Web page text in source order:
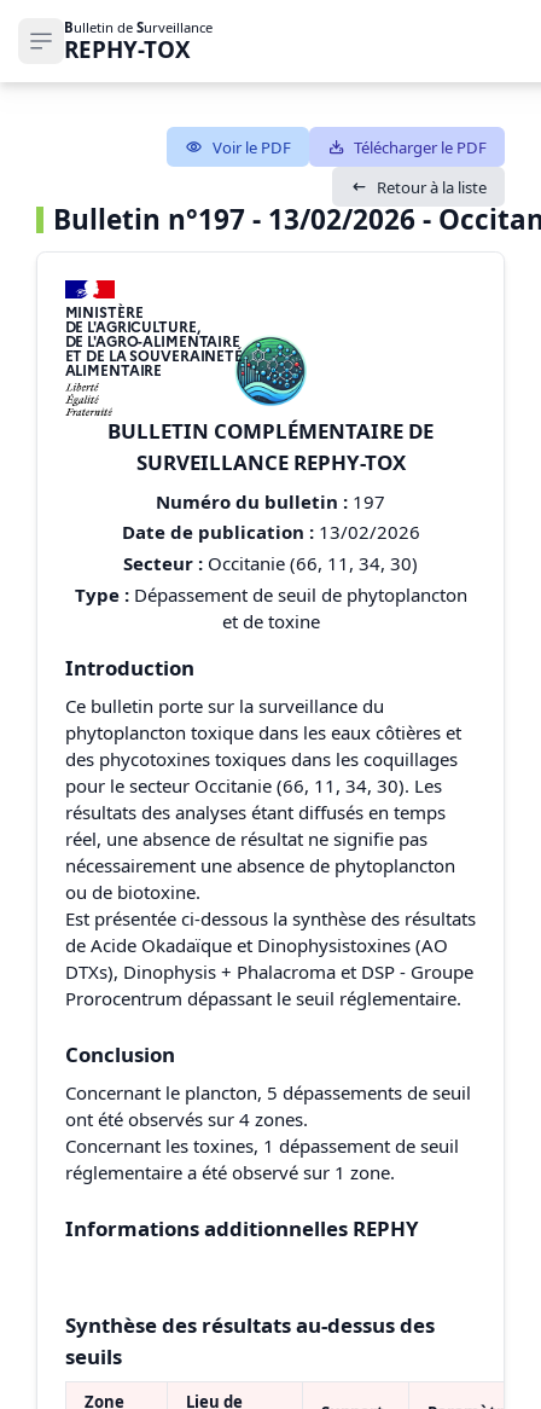
Ouvrir le menu de navigation
Bulletin de Surveillance
REPHY-TOX
Bulletin n°197 - 13/02/2026 -
Voir le PDF
Télécharger le PDF
Retour à la liste
MINISTÈRE
DE L'AGRICULTURE,
DE L'AGRO-ALIMENTAIRE
ET DE LA SOUVERAINETÉ
ALIMENTAIRE
BULLETIN COMPLÉMENTAIRE DE
SURVEILLANCE REPHY-TOX
Numéro du bulletin : 197
Date de publication :13/02/2026
Secteur : Occitanie (66, 11, 34, 30)
Type :Dépassement de seuil de phytoplancton
et de toxine
Introduction
Ce bulletin porte sur la surveillance du
phytoplancton toxique dans les eaux côtières et
des phycotoxines toxiques dans les coquillages
pour le secteur Occitanie (66, 11, 34, 30). Les
résultats des analyses étant diffusés en temps
réel, une absence de résultat ne signifie pas
nécessairement une absence de phytoplancton
ou de biotoxine.
Est présentée ci-dessous la synthèse des résultats
de Acide Okadaïque et Dinophysistoxines (AO
DTXs), Dinophysis + Phalacroma et DSP - Groupe
Prorocentrum dépassant le seuil réglementaire.
Conclusion
Concernant le plancton, 5 dépassements de seuil
ont été observés sur 4 zones.
Concernant les toxines, 1 dépassement de seuil
réglementaire a été observé sur 1 zone.
Informations additionnelles REPHY
Synthèse des résultats au-dessus des
seuils
Zone
Lieu de